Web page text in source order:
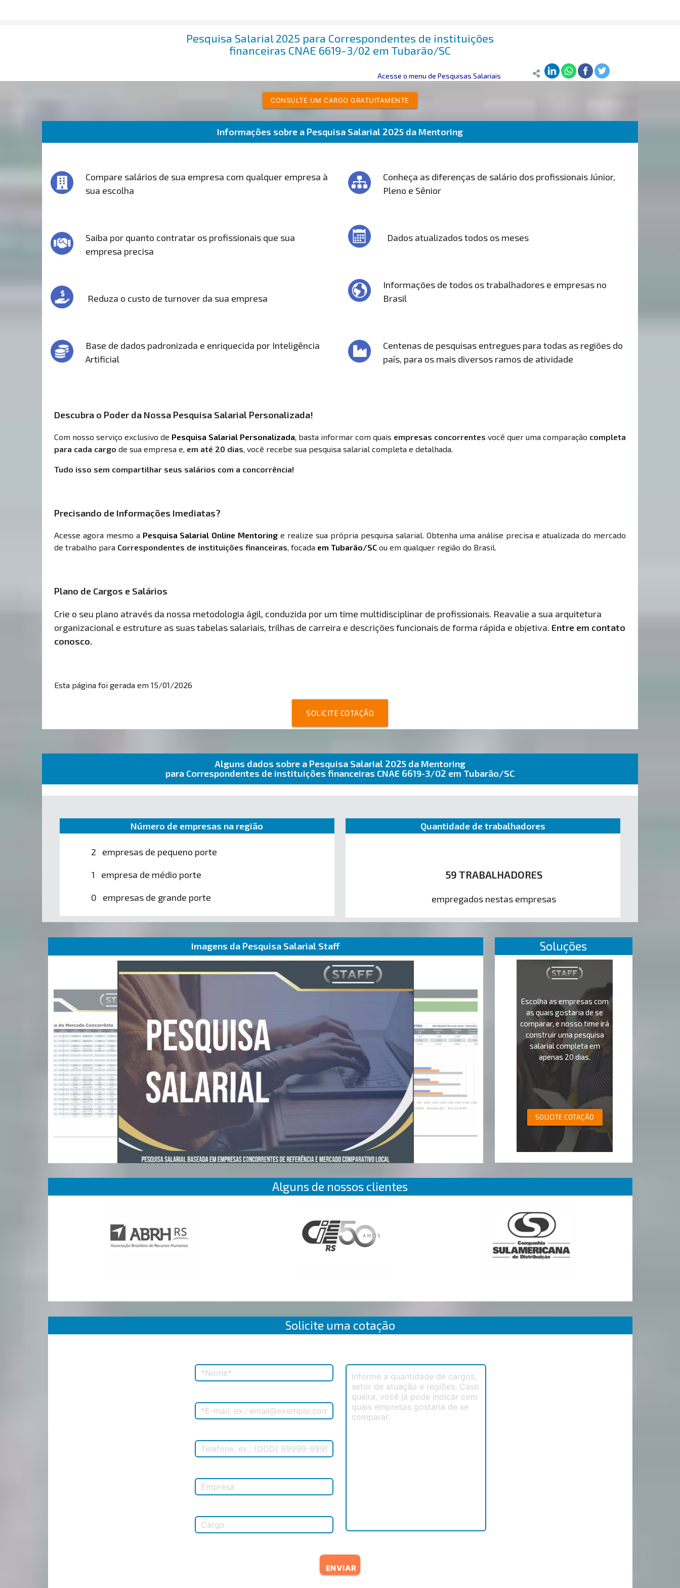
Pesquisa Salarial 2025 para Correspondentes de instituições
financeiras CNAE 6619-3/02 em Tubarão/SC
Acesse o menu de Pesquisas Salariais
CONSULTE UM CARGO GRATUITAMENTE
Informações sobre a Pesquisa Salarial 2025 da Mentoring
Compare salários de sua empresa com qualquer empresa à
sua escolha
Saiba por quanto contratar os profissionais que sua
empresa precisa
Reduza o custo de turnover da sua empresa
Base de dados padronizada e enriquecida por Inteligência
Artificial
Conheça as diferenças de salário dos profissionais Júnior,
Pleno e Sênior
Dados atualizados todos os meses
Informações de todos os trabalhadores e empresas no
Brasil
Centenas de pesquisas entregues para todas as regiões do
país, para os mais diversos ramos de atividade
Descubra o Poder da Nossa Pesquisa Salarial Personalizada!
Com nosso serviço exclusivo de Pesquisa Salarial Personalizada, basta informar com quais empresas concorrentes você quer uma comparação completa
para cada cargo de sua empresa e, em até 20 dias, você recebe sua pesquisa salarial completa e detalhada.
Tudo isso sem compartilhar seus salários com a concorrência!
Precisando de Informações Imediatas?
Acesse agora mesmo a Pesquisa Salarial Online Mentoring e realize sua própria pesquisa salarial. Obtenha uma análise precisa e atualizada do mercado
de trabalho para Correspondentes de instituições financeiras, focada em Tubarão/SCou em qualquer região do Brasil.
Plano de Cargos e Salários
Crie o seu plano através da nossa metodologia ágil, conduzida por um time multidisciplinar de profissionais. Reavalie a sua arquitetura
organizacional e estruture as suas tabelas salariais, trilhas de carreira e descrições funcionais de forma rápida e objetiva. Entre em contato
conosco.
Esta página foi gerada em 15/01/2026
SOLICITE COTAÇÃO
Alguns dados sobre a Pesquisa Salarial 2025 da Mentoring
para Correspondentes de instituições financeiras CNAE 6619-3/02 em Tubarão/SC
Número de empresas na região
2 empresas de pequeno porte
1 empresa de médio porte
0 empresas de grande porte
Quantidade de trabalhadores
59 TRABALHADORES
empregados nestas empresas
Imagens da Pesquisa Salarial Staff Soluções
Escolha as empresas com
as quais gostaria de se
comparar, e nosso time irá
construir uma pesquisa
salarial completa em
apenas 20 dias.
SOLICITE COTAÇÃO
Alguns de nossos clientes
Solicite uma cotação
ENVIAR